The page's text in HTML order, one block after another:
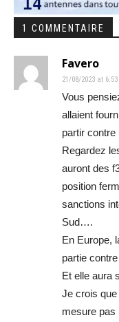
1 COMMENTAIRE
Favero
21/08/2023 at
Vous
allaient
partir
Regardez
auront des
position
sanctions
Sud….
En Europe,
partie
Et elle aura
Je crois
mesure pas